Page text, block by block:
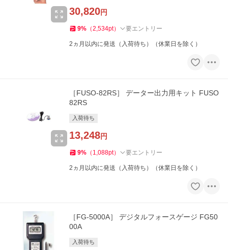
30,820円
9% （2,534pt） 要エントリー
2ヵ月以内に発送（入荷待ち）（休業日を除く）
［FUSO-82RS］ データー出力用キット FUSO
82RS
入荷待ち
13,248円
9% （ 1,088pt） 要エントリー
2ヵ月以内に発送（入荷待ち）（休業日を除く）
［FG-5000A］ デジタルフォースゲージ FG50
00A
入荷待ち